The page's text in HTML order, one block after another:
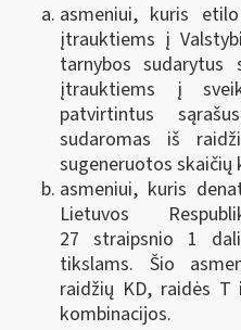
asmeniui, kuris
įtrauktiems į
tarnybos
įtrauktiems į
patvirtintus
sudaromas iš
sugeneruotos skaičių
asmeniui, kuris
Lietuvos
27 straipsnio 1
tikslams. Šio
raidžių KD, raidės T
kombinacijos.